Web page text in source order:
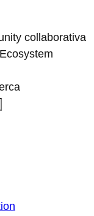
collaborativa